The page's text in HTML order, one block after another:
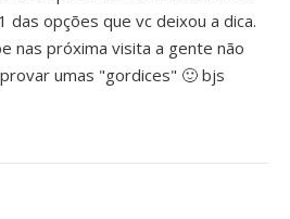
das opções que vc deixou a dica.
nas próxima visita a gente não
umas "gordices" 🙂 bjs